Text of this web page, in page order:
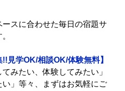
スに合わせた毎日の宿題サ
見学OK/相談OK/体験無料】
みたい、体験してみたい」
い」等々、まずはお気軽にご